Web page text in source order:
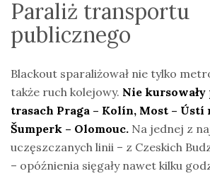
Paraliż transportu
publicznego
Blackout sparaliżował nie tylko
także ruch kolejowy. Nie kursowały
trasach Praga – Kolín, Most – Ústí
Šumperk – Olomouc. Na jednej z
uczęszczanych linii – z Czeskich
– opóźnienia sięgały nawet kilku